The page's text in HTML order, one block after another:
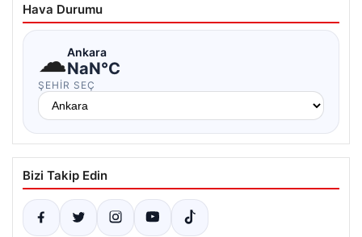
Hava Durumu
☁Ankara
NaN°C
ŞEHIR SEÇ
Bizi Takip Edin